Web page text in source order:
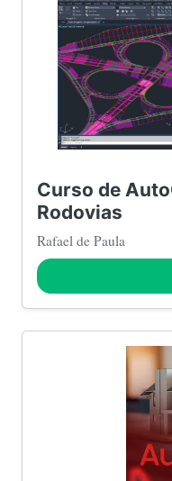
Curso de
Rodovias
Rafael de Paula